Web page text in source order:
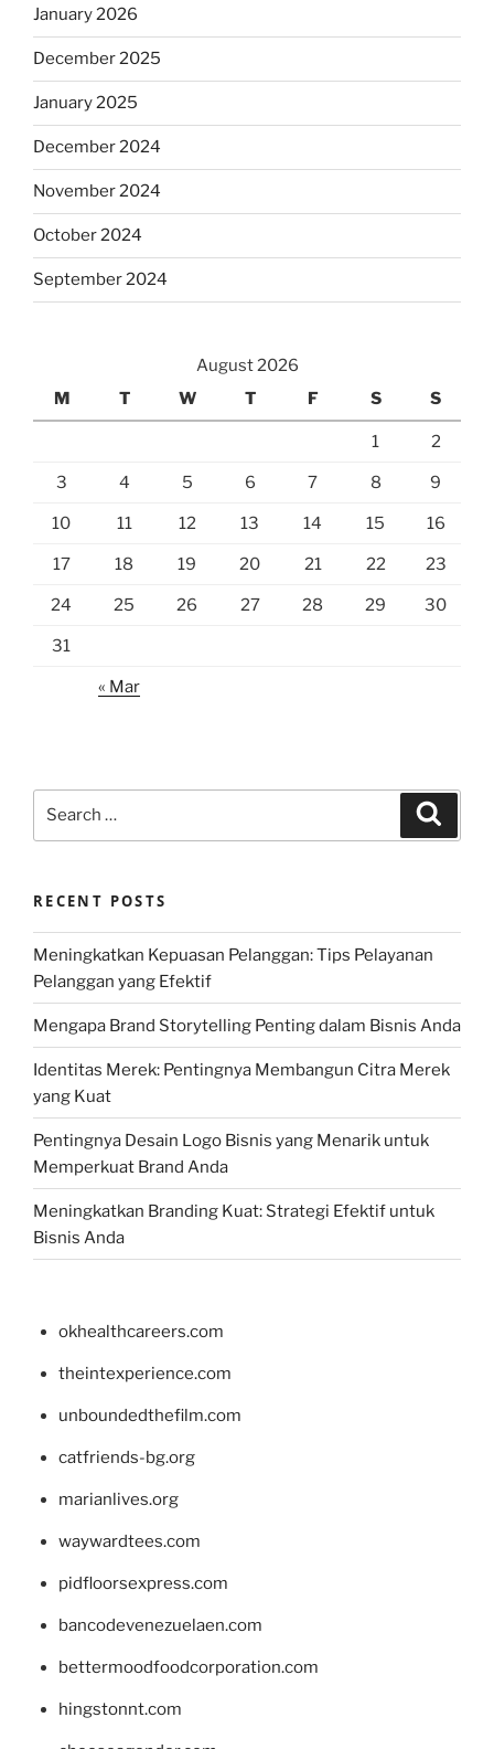
January 2026
December 2025
January 2025
December 2024
November 2024
October 2024
September 2024
August 2026
M
T W T F S S
1 2
3 4 5 6 7 8 9
10 11 12 13 14 15 16
17 18 19 20 21 22 23
24 25 26 27 28 29 30
31
« Mar
RECENT POSTS
Meningkatkan Kepuasan Pelanggan: Tips Pelayanan
Pelanggan yang Efektif
Mengapa Brand Storytelling Penting dalam Bisnis Anda
Identitas Merek: Pentingnya Membangun Citra Merek
yang Kuat
Pentingnya Desain Logo Bisnis yang Menarik untuk
Memperkuat Brand Anda
Meningkatkan Branding Kuat: Strategi Efektif untuk
Bisnis Anda
okhealthcareers.com
theintexperience.com
unboundedthefilm.com
catfriends-bg.org
marianlives.org
waywardtees.com
pidfloorsexpress.com
bancodevenezuelaen.com
bettermoodfoodcorporation.com
hingstonnt.com